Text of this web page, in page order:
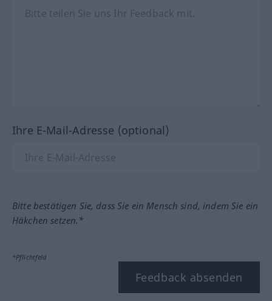
Ihre E-Mail-Adresse (optional)
Bitte bestätigen Sie, dass Sie ein Mensch sind, indem Sie ein
Häkchen setzen.*
*Pflichtfeld
Feedback absenden